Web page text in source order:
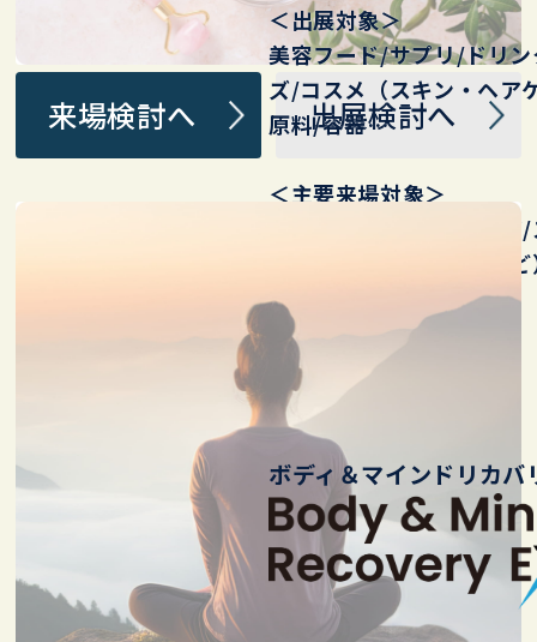
＜出展対象＞
美容フード/ サプリ/ドリ
ズ/ コスメ（スキン・ヘア
原料/容器…
＜主要来場対象＞
美容系施設（エステ/ヨ
施設（鍼灸/接骨/整体な
局/ 百貨…
来場検討へ 出展検討へ
ボディ＆マインドリカバ